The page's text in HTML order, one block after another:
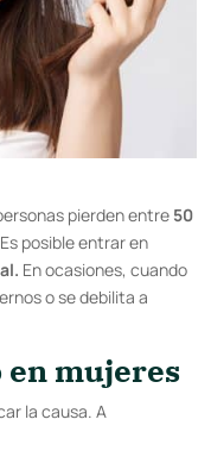
pierden entre 50
Es posible entrar en
En ocasiones, cuando
o se debilita a
en mujeres
la causa. A